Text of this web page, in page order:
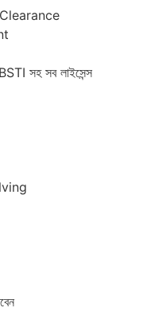
সহ সব লাইসেন্স